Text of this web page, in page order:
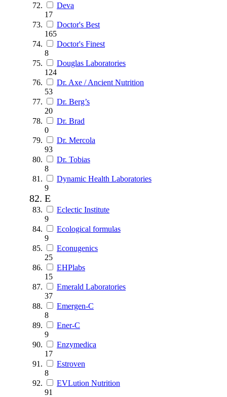
Deva
17
Doctor's Best
165
Doctor's Finest
8
Douglas Laboratories
124
Dr. Axe / Ancient Nutrition
53
Dr. Berg’s
20
Dr. Brad
0
Dr. Mercola
93
Dr. Tobias
8
Dynamic Health Laboratories
9
E
Eclectic Institute
9
Ecological formulas
9
Econugenics
25
EHPlabs
15
Emerald Laboratories
37
Emergen-C
8
Ener-C
9
Enzymedica
17
Estroven
8
EVLution Nutrition
91